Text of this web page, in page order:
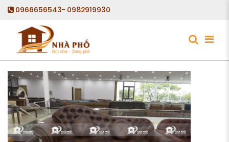
0966656543- 0982919930